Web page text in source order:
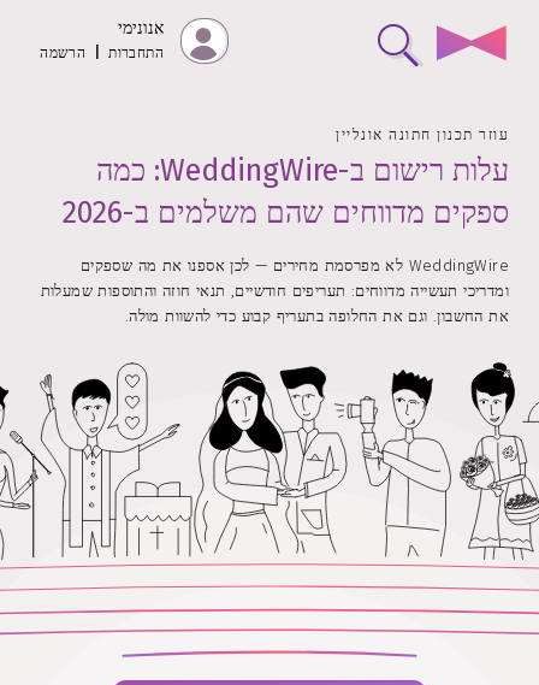
אנונימי
התחברות הרשמה
עוזר תכנון חתונה אונליין
עלות רישום ב-WeddingWire: כמה
ספקים מדווחים שהם משלמים ב-2026
WeddingWire לא מפרסמת מחירים — לכן אספנו את מה שספקים
ומדריכי תעשייה מדווחים: תעריפים חודשיים, תנאי חוזה והתוספות שמעלות
את החשבון. וגם את החלופה בתעריף קבוע כדי להשוות מולה.